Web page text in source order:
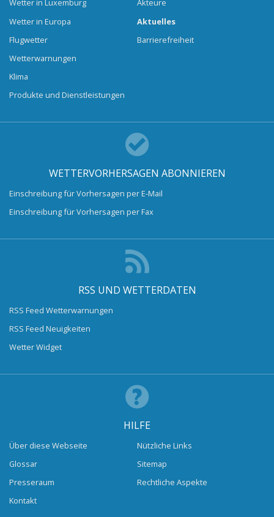
Wetter in Luxemburg
Wetter in Europa
Flugwetter
Wetterwarnungen
Klima
Produkte und Dienstleistungen
Akteure
Aktuelles
Barrierefreiheit
WETTERVORHERSAGEN ABONNIEREN
Einschreibung für Vorhersagen per E-Mail
Einschreibung für Vorhersagen per Fax
RSS UND WETTERDATEN
RSS Feed Wetterwarnungen
RSS Feed Neuigkeiten
Wetter Widget
HILFE
Über diese Webseite
Glossar
Presseraum
Kontakt
Nützliche Links
Sitemap
Rechtliche Aspekte